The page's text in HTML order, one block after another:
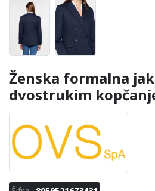
Ženska formalna
dvostrukim